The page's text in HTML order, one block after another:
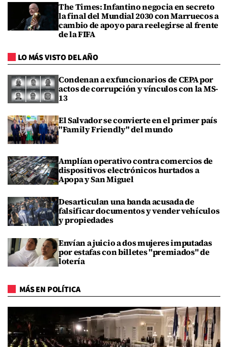
The Times: Infantino negocia en secreto
la final del Mundial 2030 con Marruecos a
cambio de apoyo para reelegirse al frente
de la FIFA
LO MÁS VISTO DEL AÑO
Condenan a exfuncionarios de CEPA por
actos de corrupción y vínculos con la MS-
13
El Salvador se convierte en el primer país
"Family Friendly" del mundo
Amplían operativo contra comercios de
dispositivos electrónicos hurtados a
Apopa y San Miguel
Desarticulan una banda acusada de
falsificar documentos y vender vehículos
y propiedades
Envían a juicio a dos mujeres imputadas
por estafas con billetes "premiados" de
lotería
MÁS EN POLÍTICA